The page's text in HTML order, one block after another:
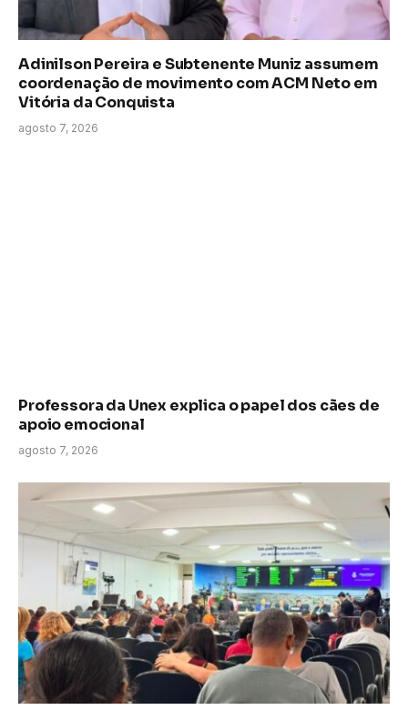
Adinilson Pereira e Subtenente Muniz assumem
coordenação de movimento com ACM Neto em
Vitória da Conquista
agosto 7, 2026
Professora da Unex explica o papel dos cães de
apoio emocional
agosto 7, 2026